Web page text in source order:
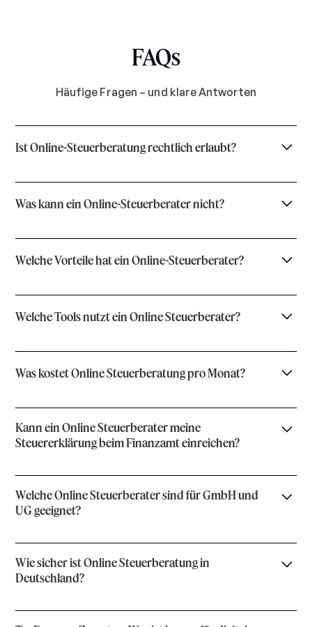
FAQs
Häufige Fragen – und klare Antworten
Ist Online-Steuerberatung rechtlich erlaubt?
Was kann ein Online-Steuerberater nicht?
Welche Vorteile hat ein Online-Steuerberater?
Welche Tools nutzt ein Online Steuerberater?
Was kostet Online Steuerberatung pro Monat?
Kann ein Online Steuerberater meine
Steuererklärung beim Finanzamt einreichen?
Welche Online Steuerberater sind für GmbH und
UG geeignet?
Wie sicher ist Online Steuerberatung in
Deutschland?